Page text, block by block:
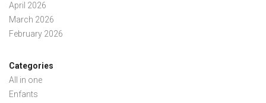
April 2026
March 2026
February 2026
Categories
All in one
Enfants